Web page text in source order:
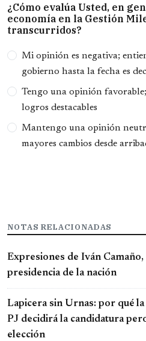
¿Cómo evalúa Usted, en
economía en la Gestión
transcurridos?
Opciones
Mi opinión es negativa;
gobierno hasta la fecha es
Tengo una opinión
logros destacables
Mantengo una opinión
mayores cambios desde
NOTAS RELACIONADAS
Expresiones de Iván Camaño,
presidencia de la nación
Lapicera sin Urnas: por qué
PJ decidirá la candidatura
elección